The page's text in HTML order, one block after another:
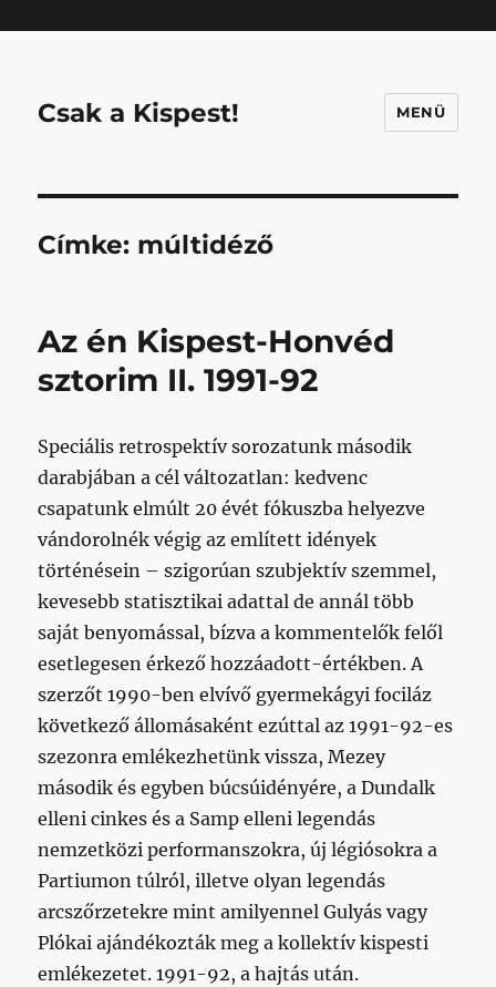
Csak a Kispest! MENÜ
Címke: múltidéző
Az én Kispest-Honvéd
sztorim II. 1991-92
Speciális retrospektív sorozatunk második
darabjában a cél változatlan: kedvenc
csapatunk elmúlt 20 évét fókuszba helyezve
vándorolnék végig az említett idények
történésein – szigorúan szubjektív szemmel,
kevesebb statisztikai adattal de annál több
saját benyomással, bízva a kommentelők felől
esetlegesen érkező hozzáadott-értékben. A
szerzőt 1990-ben elvívő gyermekágyi fociláz
következő állomásaként ezúttal az 1991-92-es
szezonra emlékezhetünk vissza, Mezey
második és egyben búcsúidényére, a Dundalk
elleni cinkes és a Samp elleni legendás
nemzetközi performanszokra, új légiósokra a
Partiumon túlról, illetve olyan legendás
arcszőrzetekre mint amilyennel Gulyás vagy
Plókai ajándékozták meg a kollektív kispesti
emlékezetet. 1991-92, a hajtás után.